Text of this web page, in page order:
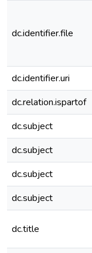
dc.identifier.file
dc.identifier.uri
dc.relation.ispartof
dc.subject
dc.subject
dc.subject
dc.subject
dc.title